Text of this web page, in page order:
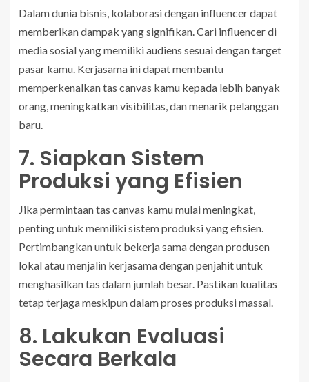
Dalam dunia bisnis, kolaborasi dengan influencer dapat
memberikan dampak yang signifikan. Cari influencer di
media sosial yang memiliki audiens sesuai dengan target
pasar kamu. Kerjasama ini dapat membantu
memperkenalkan tas canvas kamu kepada lebih banyak
orang, meningkatkan visibilitas, dan menarik pelanggan
baru.
7. Siapkan Sistem
Produksi yang Efisien
Jika permintaan tas canvas kamu mulai meningkat,
penting untuk memiliki sistem produksi yang efisien.
Pertimbangkan untuk bekerja sama dengan produsen
lokal atau menjalin kerjasama dengan penjahit untuk
menghasilkan tas dalam jumlah besar. Pastikan kualitas
tetap terjaga meskipun dalam proses produksi massal.
8. Lakukan Evaluasi
Secara Berkala